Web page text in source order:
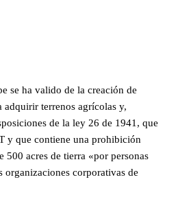
se ha valido de la creación de
adquirir terrenos agrícolas y,
de la ley 26 de 1941, que
y que contiene una prohibición
500 acres de tierra «por personas
organizaciones corporativas de